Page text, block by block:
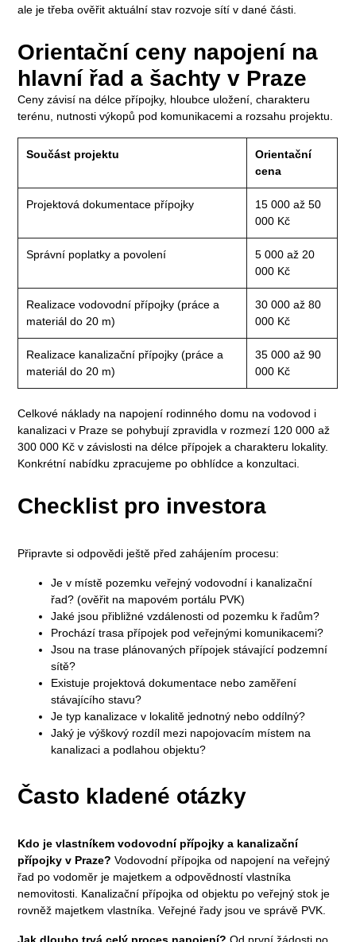
ale je třeba ověřit aktuální stav rozvoje sítí v dané části.
Orientační ceny napojení na
hlavní řad a šachty v Praze
Ceny závisí na délce přípojky, hloubce uložení, charakteru
terénu, nutnosti výkopů pod komunikacemi a rozsahu projektu.
Součást projektu
Orientační
cena
Projektová dokumentace přípojky
15 000 až 50
000 Kč
Správní poplatky a povolení
5 000 až 20
000 Kč
Realizace vodovodní přípojky (práce a
materiál do 20 m)
30 000 až 80
000 Kč
Realizace kanalizační přípojky (práce a
materiál do 20 m)
35 000 až 90
000 Kč
Celkové náklady na napojení rodinného domu na vodovod i
kanalizaci v Praze se pohybují zpravidla v rozmezí 120 000 až
300 000 Kč v závislosti na délce přípojek a charakteru lokality.
Konkrétní nabídku zpracujeme po obhlídce a konzultaci.
Checklist pro investora
Připravte si odpovědi ještě před zahájením procesu:
Je v místě pozemku veřejný vodovodní i kanalizační
řad? (ověřit na mapovém portálu PVK)
Jaké jsou přibližné vzdálenosti od pozemku k řadům?
Prochází trasa přípojek pod veřejnými komunikacemi?
Jsou na trase plánovaných přípojek stávající podzemní
sítě?
Existuje projektová dokumentace nebo zaměření
stávajícího stavu?
Je typ kanalizace v lokalitě jednotný nebo oddílný?
Jaký je výškový rozdíl mezi napojovacím místem na
kanalizaci a podlahou objektu?
Často kladené otázky
Kdo je vlastníkem vodovodní přípojky a kanalizační
přípojky v Praze? Vodovodní přípojka od napojení na veřejný
řad po vodoměr je majetkem a odpovědností vlastníka
nemovitosti. Kanalizační přípojka od objektu po veřejný stok je
rovněž majetkem vlastníka. Veřejné řady jsou ve správě PVK.
Jak dlouho trvá celý proces napojení? Od první žádosti po